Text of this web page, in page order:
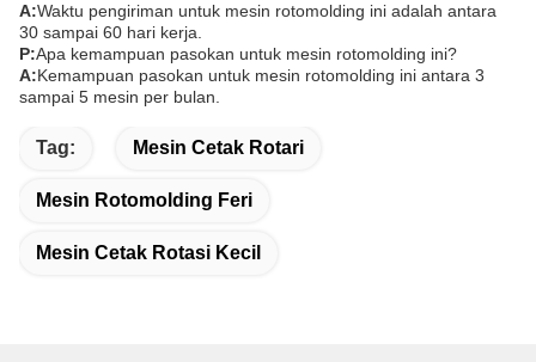
A:Waktu pengiriman untuk mesin rotomolding ini adalah antara
30 sampai 60 hari kerja.
P:Apa kemampuan pasokan untuk mesin rotomolding ini?
A:Kemampuan pasokan untuk mesin rotomolding ini antara 3
sampai 5 mesin per bulan.
Tag: Mesin Cetak Rotari
Mesin Rotomolding Feri
Mesin Cetak Rotasi Kecil